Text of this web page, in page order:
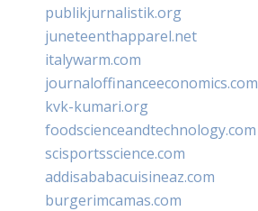
publikjurnalistik.org
juneteenthapparel.net
italywarm.com
journaloffinanceeconomics.com
kvk-kumari.org
foodscienceandtechnology.com
scisportsscience.com
addisababacuisineaz.com
burgerimcamas.com